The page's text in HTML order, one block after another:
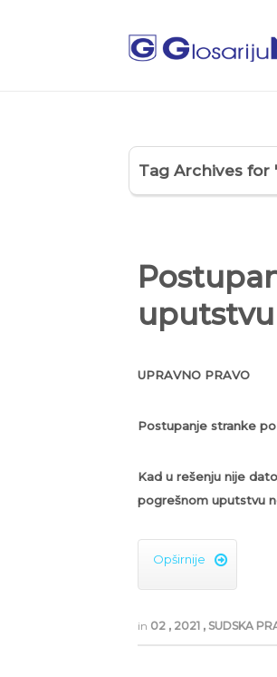
Tag Archives for
UPRAVNO PRAVO
Postupanje stranke
Kad u rešenju nije
pogrešnom uputstvu
Opširnije 
in 02 , 2021 , SUDSKA